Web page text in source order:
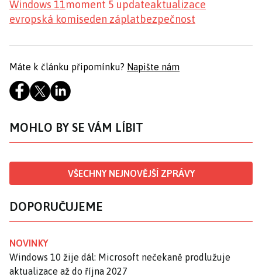
Windows 11moment 5 updateaktualizace
evropská komiseden záplatbezpečnost
Máte k článku připomínku? Napište nám
MOHLO BY SE VÁM LÍBIT
VŠECHNY NEJNOVĚJŠÍ ZPRÁVY
DOPORUČUJEME
NOVINKY
Windows 10 žije dál: Microsoft nečekaně prodlužuje
aktualizace až do října 2027